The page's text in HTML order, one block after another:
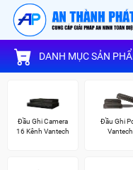
DANH MỤC SẢN
Đầu Ghi Camera
16 Kênh Vantech
Đầu Ghi
Vantech